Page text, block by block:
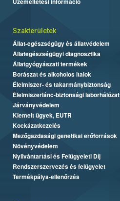
Szakterületek
Állat-egészségügy és állatvédelem
Állategészségügyi diagnosztika
Állatgyógyászati termékek
Borászat és alkoholos italok
Élelmiszer- és takarmánybiztonság
Élelmiszerlánc-biztonsági laborhálózat
Járványvédelem
Kiemelt ügyek, EUTR
Kockázatkezelés
Mezőgazdasági genetikai erőforrások
Növényvédelem
Nyilvántartási és Felügyeleti Díj
Rendszerszervezés és felügyelet
Termékpálya-ellenőrzés